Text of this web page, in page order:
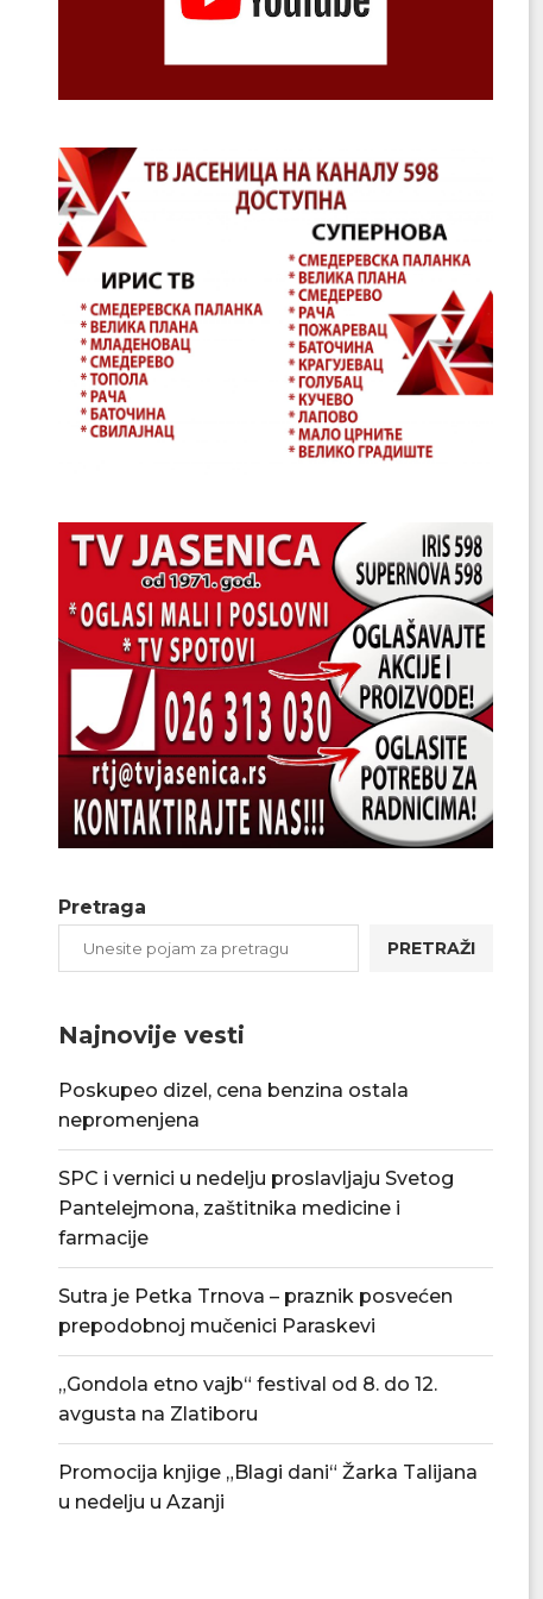
8. avgusta
07/08/2026
Pretraga
PRETRAŽI
Najnovije vesti
Poskupeo dizel, cena benzina ostala
nepromenjena
SPC i vernici u nedelju proslavljaju Svetog
Pantelejmona, zaštitnika medicine i
farmacije
Sutra je Petka Trnova – praznik posvećen
prepodobnoj mučenici Paraskevi
„Gondola etno vajb“ festival od 8. do 12.
avgusta na Zlatiboru
Promocija knjige „Blagi dani“ Žarka Talijana
u nedelju u Azanji